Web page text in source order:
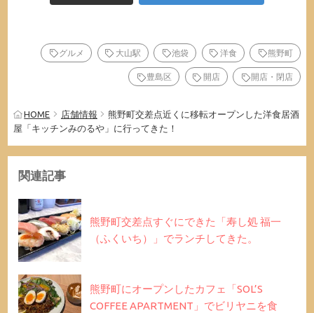
グルメ 大山駅 池袋 洋食 熊野町
豊島区 開店 開店・閉店
HOME 店舗情報
熊野町交差点近くに移転オープンした洋食居酒
屋「キッチンみのるや」に行ってきた！
関連記事
熊野町交差点すぐにできた「寿し処 福一
（ふくいち）」でランチしてきた。
熊野町にオープンしたカフェ「SOL’S
COFFEE APARTMENT」でビリヤニを食